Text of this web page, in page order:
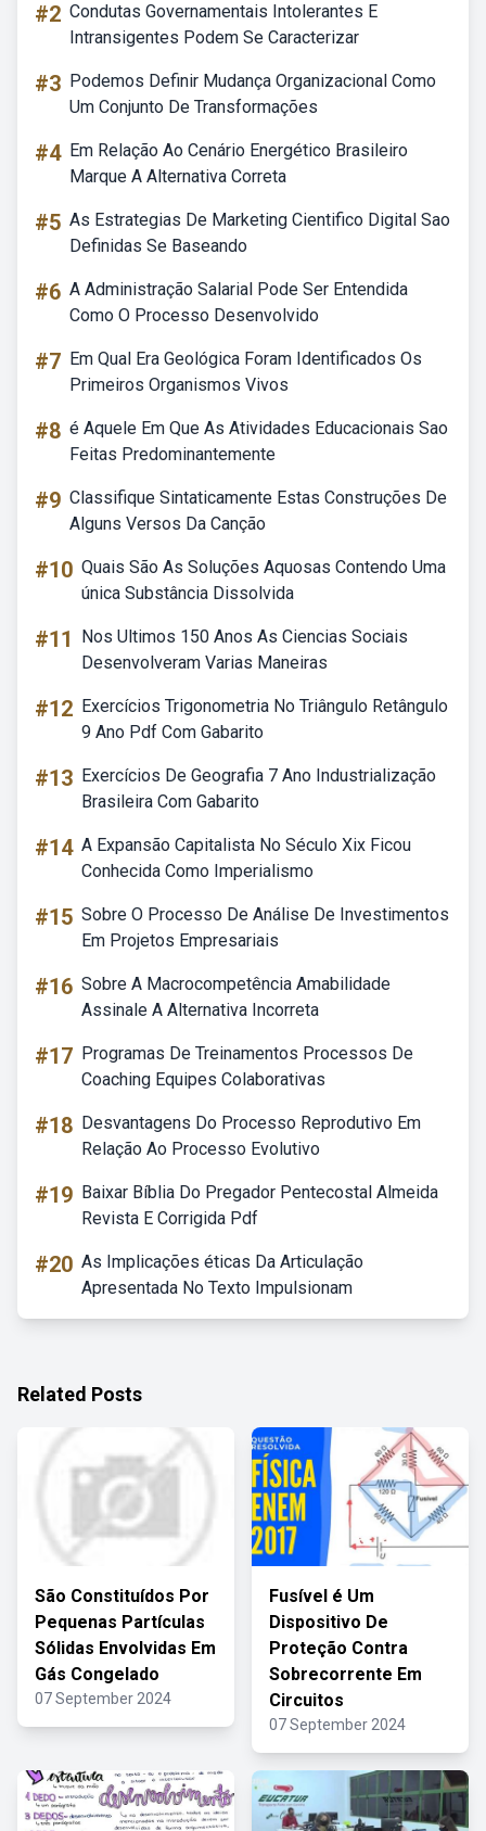
#2 Condutas Governamentais Intolerantes E
Intransigentes Podem Se Caracterizar
#3 Podemos Definir Mudança Organizacional Como
Um Conjunto De Transformações
#4 Em Relação Ao Cenário Energético Brasileiro
Marque A Alternativa Correta
#5 As Estrategias De Marketing Cientifico Digital Sao
Definidas Se Baseando
#6 A Administração Salarial Pode Ser Entendida
Como O Processo Desenvolvido
#7 Em Qual Era Geológica Foram Identificados Os
Primeiros Organismos Vivos
#8 é Aquele Em Que As Atividades Educacionais Sao
Feitas Predominantemente
#9 Classifique Sintaticamente Estas Construções De
Alguns Versos Da Canção
#10 Quais São As Soluções Aquosas Contendo Uma
única Substância Dissolvida
#11
Nos Ultimos 150 Anos As Ciencias Sociais
Desenvolveram Varias Maneiras
#12 Exercícios Trigonometria No Triângulo Retângulo
9 Ano Pdf Com Gabarito
#13 Exercícios De Geografia 7 Ano Industrialização
Brasileira Com Gabarito
#14 A Expansão Capitalista No Século Xix Ficou
Conhecida Como Imperialismo
#15 Sobre O Processo De Análise De Investimentos
Em Projetos Empresariais
#16 Sobre A Macrocompetência Amabilidade
Assinale A Alternativa Incorreta
#17 Programas De Treinamentos Processos De
Coaching Equipes Colaborativas
#18 Desvantagens Do Processo Reprodutivo Em
Relação Ao Processo Evolutivo
#19 Baixar Bíblia Do Pregador Pentecostal Almeida
Revista E Corrigida Pdf
#20 As Implicações éticas Da Articulação
Apresentada No Texto Impulsionam
Related Posts
São Constituídos Por
Pequenas Partículas
Sólidas Envolvidas Em
Gás Congelado
07 September 2024
Fusível é Um
Dispositivo De
Proteção Contra
Sobrecorrente Em
Circuitos
07 September 2024